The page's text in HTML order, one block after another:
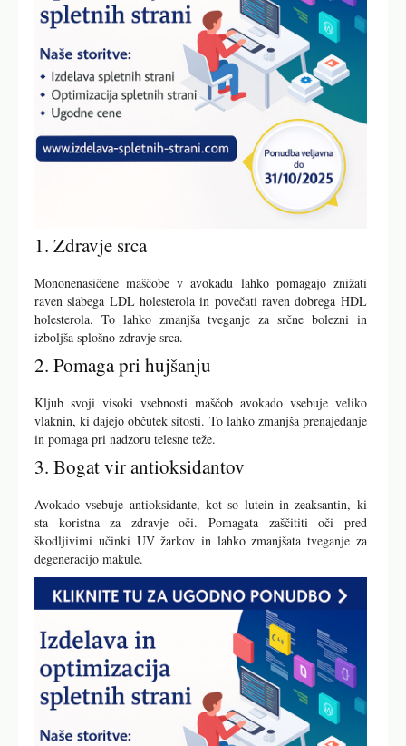
1. Zdravje srca
Mononenasičene maščobe v avokadu lahko pomagajo znižati
raven slabega LDL holesterola in povečati raven dobrega HDL
holesterola. To lahko zmanjša tveganje za srčne bolezni in
izboljša splošno zdravje srca.
2. Pomaga pri hujšanju
Kljub svoji visoki vsebnosti maščob avokado vsebuje veliko
vlaknin, ki dajejo občutek sitosti. To lahko zmanjša prenajedanje
in pomaga pri nadzoru telesne teže.
3. Bogat vir antioksidantov
Avokado vsebuje antioksidante, kot so lutein in zeaksantin, ki
sta koristna za zdravje oči. Pomagata zaščititi oči pred
škodljivimi učinki UV žarkov in lahko zmanjšata tveganje za
degeneracijo makule.